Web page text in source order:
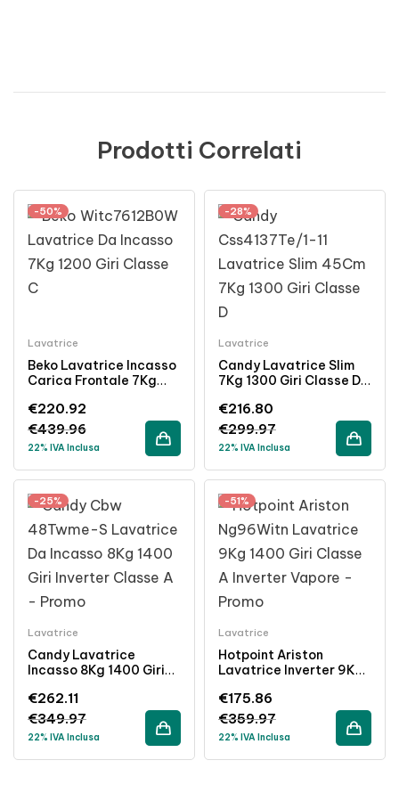
Prodotti Correlati
-50%
Lavatrice
Beko Lavatrice Incasso
Carica Frontale 7Kg
Bianco
€439.96
€220.92
22% IVA Inclusa
-28%
Lavatrice
Candy Lavatrice Slim
7Kg 1300 Giri Classe D
Inossidabile
€299.97
€216.80
22% IVA Inclusa
-25%
Lavatrice
Candy Lavatrice
Incasso 8Kg 1400 Giri
Bianco
€349.97
€262.11
22% IVA Inclusa
-51%
Lavatrice
Hotpoint Ariston
Lavatrice Inverter 9Kg
Vapore Bianco
€359.97
€175.86
22% IVA Inclusa